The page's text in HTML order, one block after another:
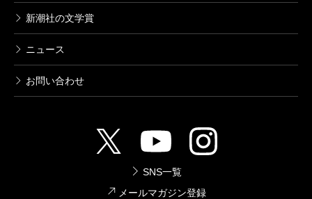
新潮社の文学賞
ニュース
お問い合わせ
SNS一覧
メールマガジン登録